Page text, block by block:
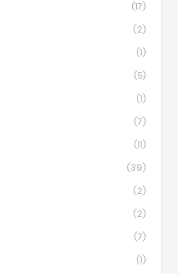
(17)
(2)
(1)
(5)
(1)
(7)
(11)
(39)
(2)
(2)
(7)
(1)